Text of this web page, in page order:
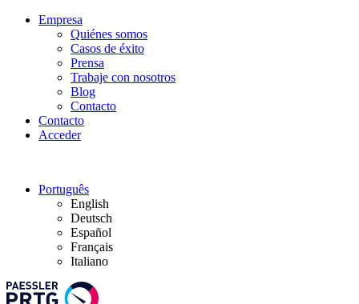
Empresa
Quiénes somos
Casos de éxito
Prensa
Trabaje con nosotros
Blog
Contacto
Contacto
Acceder
Português
English
Deutsch
Español
Français
Italiano